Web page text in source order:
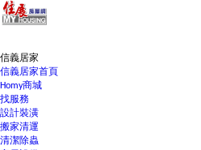
信義居家
信義居家首頁
Homy商城
找服務
設計裝潢
搬家清運
清潔除蟲